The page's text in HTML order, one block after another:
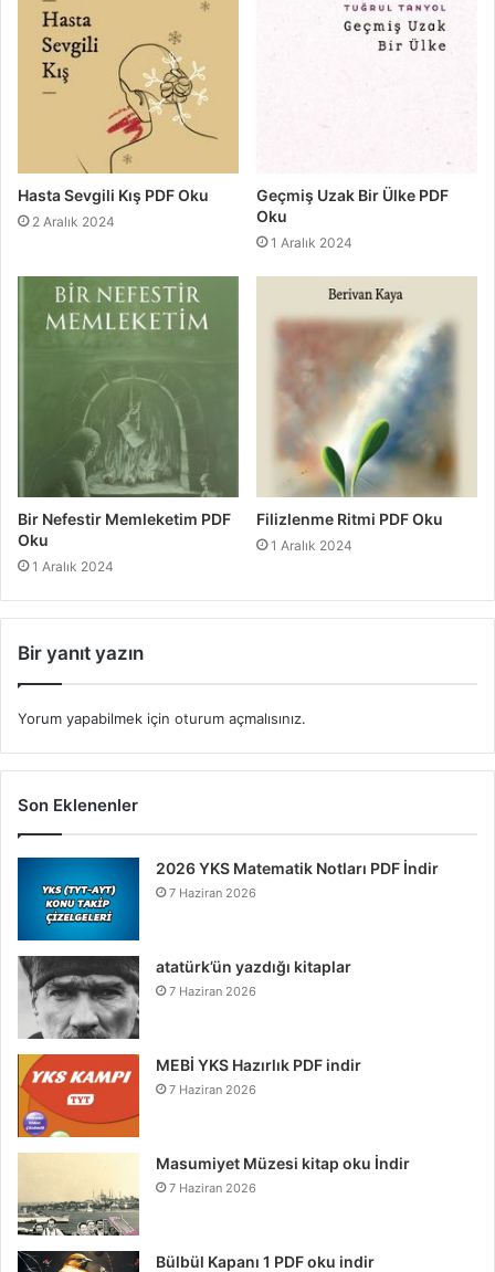
Hasta Sevgili Kış PDF Oku
2 Aralık 2024
Geçmiş Uzak Bir Ülke PDF
Oku
1 Aralık 2024
Bir Nefestir Memleketim PDF
Oku
1 Aralık 2024
Filizlenme Ritmi PDF Oku
1 Aralık 2024
Bir yanıt yazın
Yorum yapabilmek için oturum açmalısınız.
Son Eklenenler
2026 YKS Matematik Notları PDF İndir
7 Haziran 2026
atatürk’ün yazdığı kitaplar
7 Haziran 2026
MEBİ YKS Hazırlık PDF indir
7 Haziran 2026
Masumiyet Müzesi kitap oku İndir
7 Haziran 2026
Bülbül Kapanı 1 PDF oku indir